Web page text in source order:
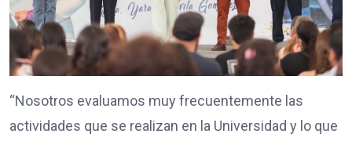
“Nosotros evaluamos muy frecuentemente las
actividades que se realizan en la Universidad y lo que